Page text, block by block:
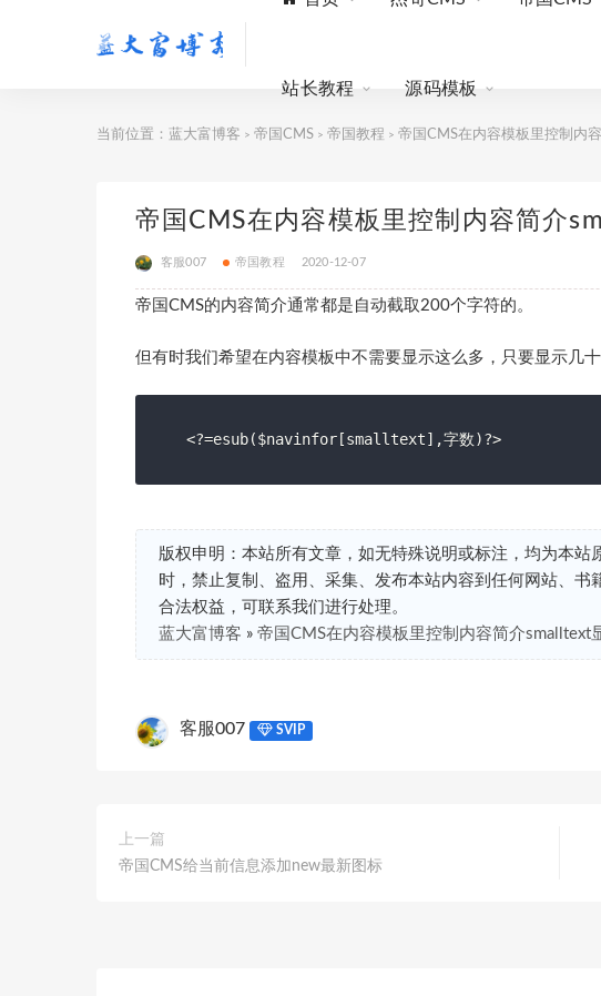
站长教程 源码模板
当前位置： 蓝大富博客 > 帝国CMS > 帝国教程 > 帝国CMS在内容模板里控制内
帝国CMS在内容模板里控制内容简介
客服007 帝国教程 2020-12-07
帝国CMS的内容简介通常都是自动截取200个字符的。
但有时我们希望在内容模板中不需要显示这么多，只要显示几
<?=esub($navinfor[smalltext],字数)?>
版权申明：本站所有文章，如无特殊说明或标注，均为本
时，禁止复制、盗用、采集、发布本站内容到任何网站、
合法权益，可联系我们进行处理。
蓝大富博客 » 帝国CMS在内容模板里控制内容简介smalltext
客服007 SVIP
上一篇
帝国CMS给当前信息添加new最新图标